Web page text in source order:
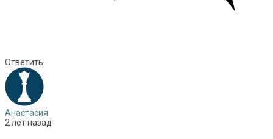
Ответить
Анастасия
2 лет назад